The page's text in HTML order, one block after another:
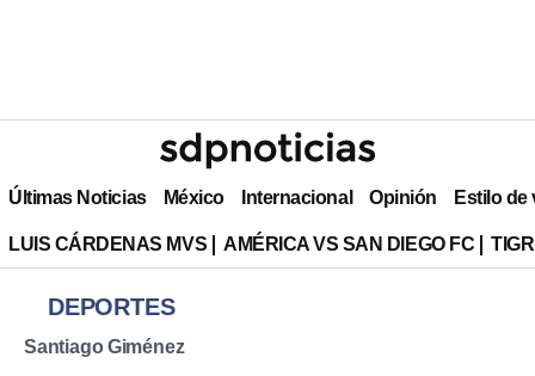
Últimas Noticias México Internacional Opinión Estilo de
LUIS CÁRDENAS MVS AMÉRICA VS SAN DIEGO FC
DEPORTES
Santiago Giménez